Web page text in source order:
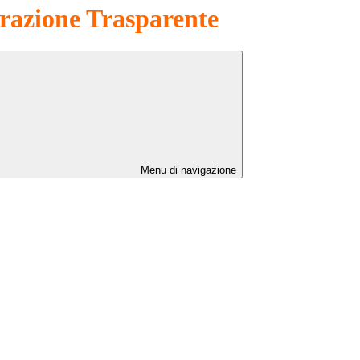
Trasparente
Menu di navigazione